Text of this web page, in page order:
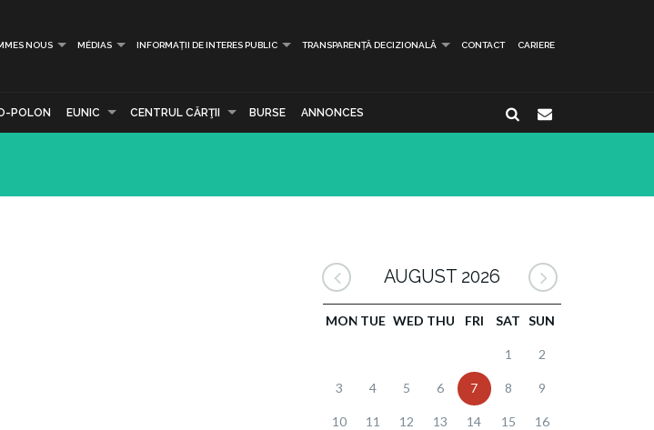
NOUS MÉDIAS INFORMAȚII DE INTERES PUBLIC TRANSPARENȚĂ DECIZIONALĂ CONTACT CARIERE
POLON EUNIC CENTRUL CĂRŢII BURSE ANNONCES
AUGUST 2026
MON TUE WED THU FRI SAT SUN
1 2
3 4 5 6 7 8 9
10 11 12 13 14 15 16